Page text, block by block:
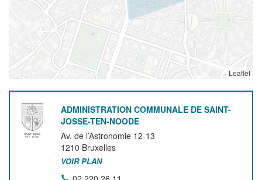
Leaflet
ADMINISTRATION COMMUNALE DE SAINT-
JOSSE-TEN-NOODE
Av. de l’Astronomie 12-13
1210 Bruxelles
VOIR PLAN